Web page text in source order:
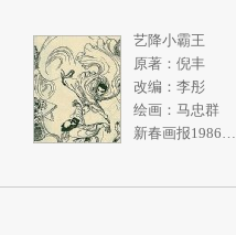
艺降小霸王
原著：倪丰
改编：李彤
绘画：马忠群
新春画报1986年10期